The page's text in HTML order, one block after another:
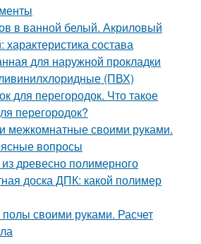
в ванной белый. Акриловый
характеристика состава
для наружной прокладки
(ПВХ)
для перегородок. Что такое
перегородок?
межкомнатные своими руками.
вопросы
древесно полимерного
доска ДПК: какой полимер
своими руками. Расчет